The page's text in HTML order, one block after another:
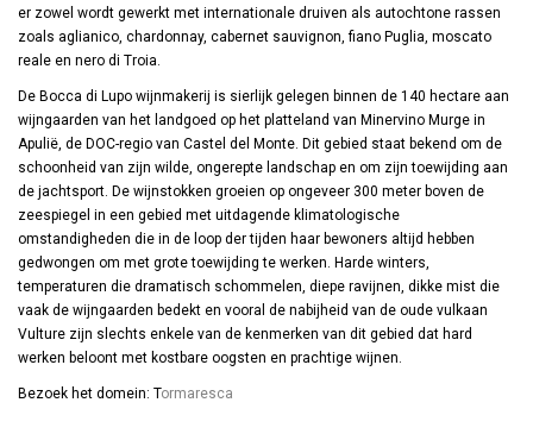
er zowel wordt gewerkt met internationale druiven als autochtone rassen
zoals aglianico, chardonnay, cabernet sauvignon, fiano Puglia, moscato
reale en nero di Troia.
De Bocca di Lupo wijnmakerij is sierlijk gelegen binnen de 140 hectare aan
wijngaarden van het landgoed op het platteland van Minervino Murge in
Apulië, de DOC-regio van Castel del Monte. Dit gebied staat bekend om de
schoonheid van zijn wilde, ongerepte landschap en om zijn toewijding aan
de jachtsport. De wijnstokken groeien op ongeveer 300 meter boven de
zeespiegel in een gebied met uitdagende klimatologische
omstandigheden die in de loop der tijden haar bewoners altijd hebben
gedwongen om met grote toewijding te werken. Harde winters,
temperaturen die dramatisch schommelen, diepe ravijnen, dikke mist die
vaak de wijngaarden bedekt en vooral de nabijheid van de oude vulkaan
Vulture zijn slechts enkele van de kenmerken van dit gebied dat hard
werken beloont met kostbare oogsten en prachtige wijnen.
Bezoek het domein: Tormaresca